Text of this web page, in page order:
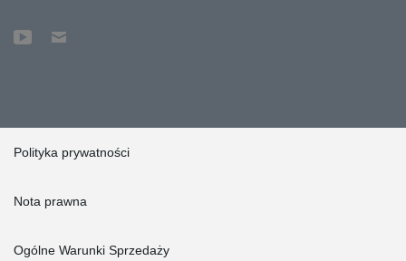
Polityka prywatności
Nota prawna
Ogólne Warunki Sprzedaży